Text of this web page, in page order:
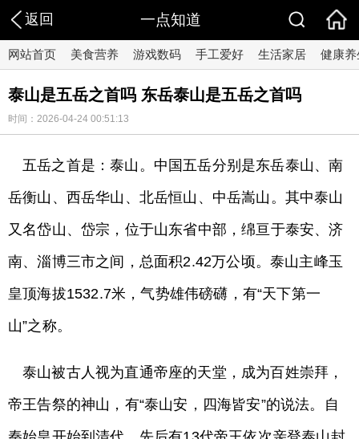
返回 一点知道
网站首页 美食营养 游戏数码 手工爱好 生活家居 健康养
泰山是五岳之首吗 东岳泰山是五岳之首吗
时间：2026-04-24 00:51:13
五岳之首是：泰山。中国五岳分别是东岳泰山、南
岳衡山、西岳华山、北岳恒山、中岳嵩山。其中泰山
又名岱山、岱宗，位于山东省中部，绵亘于泰安、济
南、淄博三市之间，总面积2.42万公顷。泰山主峰玉
皇顶海拔1532.7米，气势雄伟磅礴，有“天下第一
山”之称。
泰山被古人视为直通帝座的天堂，成为百姓崇拜，
帝王告祭的神山，有“泰山安，四海皆安”的说法。自